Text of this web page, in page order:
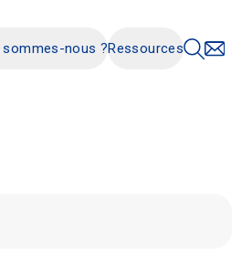
sommes-nous ?Ressources